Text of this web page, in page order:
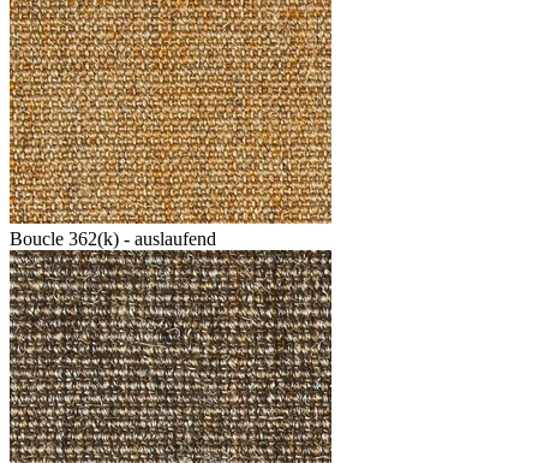
Boucle 362(k) - auslaufend